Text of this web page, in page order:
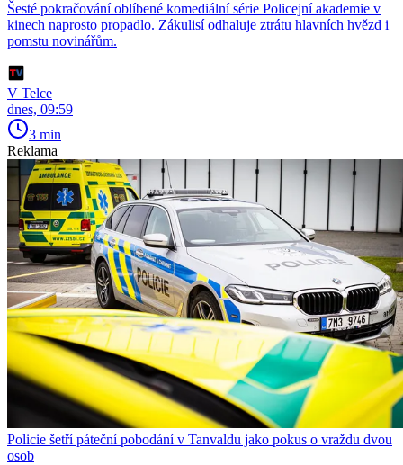
Šesté pokračování oblíbené komediální série Policejní akademie v
kinech naprosto propadlo. Zákulisí odhaluje ztrátu hlavních hvězd i
pomstu novinářům.
V Telce
dnes, 09:59
3 min
Reklama
Policie šetří páteční pobodání v Tanvaldu jako pokus o vraždu dvou
osob